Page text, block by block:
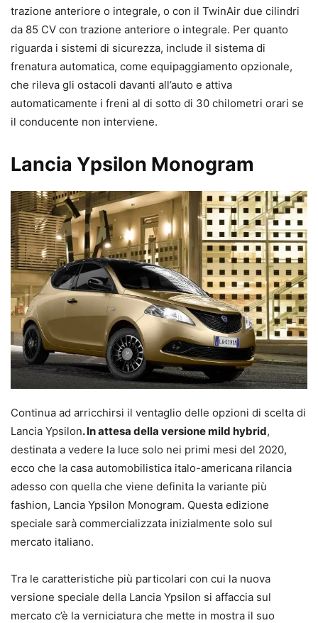
trazione anteriore o integrale, o con il TwinAir due cilindri
da 85 CV con trazione anteriore o integrale. Per quanto
riguarda i sistemi di sicurezza, include il sistema di
frenatura automatica, come equipaggiamento opzionale,
che rileva gli ostacoli davanti all’auto e attiva
automaticamente i freni al di sotto di 30 chilometri orari se
il conducente non interviene.
Lancia Ypsilon Monogram
Continua ad arricchirsi il ventaglio delle opzioni di scelta di
Lancia Ypsilon. In attesa della versione mild hybrid,
destinata a vedere la luce solo nei primi mesi del 2020,
ecco che la casa automobilistica italo-americana rilancia
adesso con quella che viene definita la variante più
fashion, Lancia Ypsilon Monogram. Questa edizione
speciale sarà commercializzata inizialmente solo sul
mercato italiano.
Tra le caratteristiche più particolari con cui la nuova
versione speciale della Lancia Ypsilon si affaccia sul
mercato c’è la verniciatura che mette in mostra il suo